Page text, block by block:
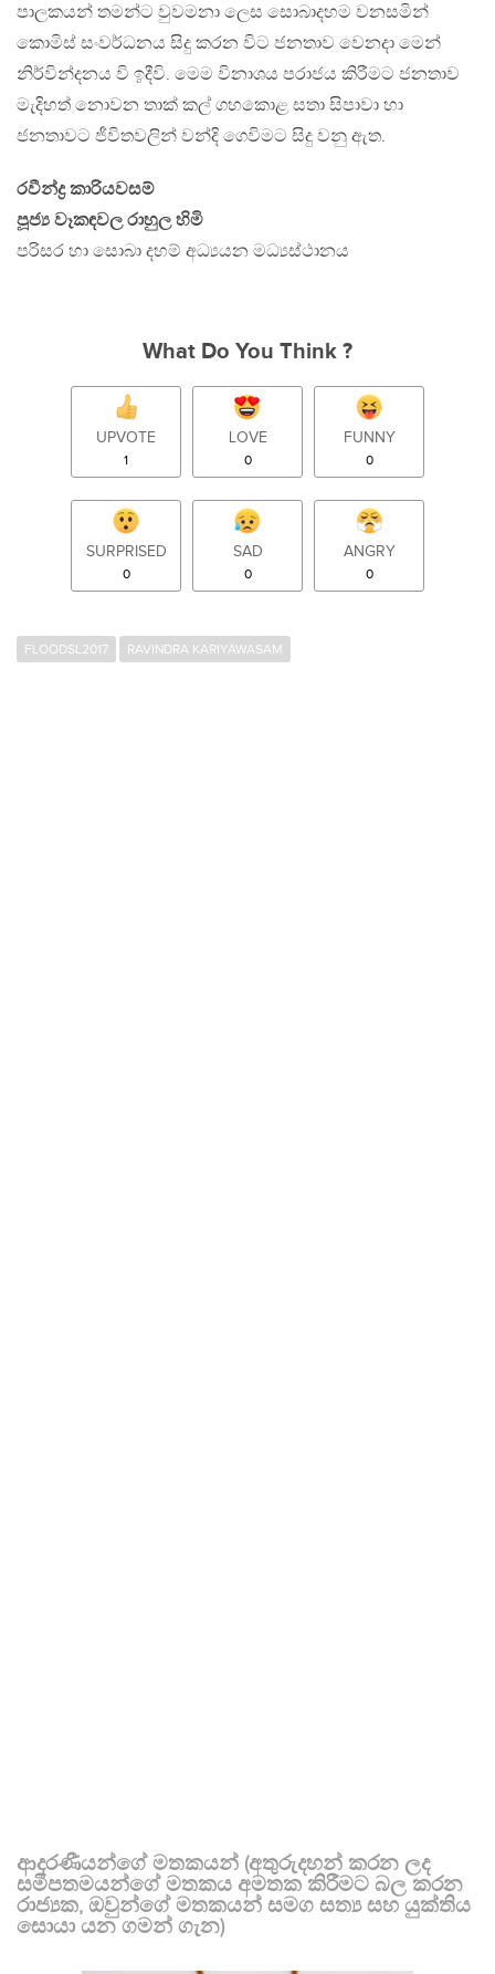
පාලකයන් තමන්ට වුවමනා ලෙස සොබාදහම වනසමින්
කොමිස් සංවර්ධනය සිදු කරන විට ජනතාව වෙනදා මෙන්
නිර්වින්දනය වි ඉදීවි. මෙම විනාශය පරාජය කිරීමට ජනතාව
මැදිහත් නොවන තාක් කල් ගහකොළ සතා සිපාවා හා
ජනතාවට ජීවිතවලින් වන්දි ගෙවිමට සිදු වනු ඇත.
රවීන්ද්‍ර කාරියවසම්
පූජ්‍ය වෑකඳවල රාහුල හිමි
පරිසර හා සොබා දහම් අධ්‍යයන මධ්‍යස්ථානය
What Do You Think ?
UPVOTE
1
LOVE
0
FUNNY
0
SURPRISED
0
SAD
0
ANGRY
0
FLOODSL2017 RAVINDRA KARIYAWASAM
ආදරණීයන්ගේ මතකයන් (අතුරුදහන් කරන ලද
සමීපතමයන්ගේ මතකය අමතක කිරීමට බල කරන
රාජ්‍යක, ඔවුන්ගේ මතකයන් සමග සත්‍ය සහ යුක්තිය
සොයා යන ගමන් ගැන)